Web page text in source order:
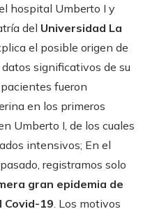
hospital Umberto I y
del Universidad La
el posible origen de
significativos de su
fueron
en los primeros
Umberto I, de los cuales
intensivos; En el
registramos solo
gran epidemia de
Covid-19 . Los motivos